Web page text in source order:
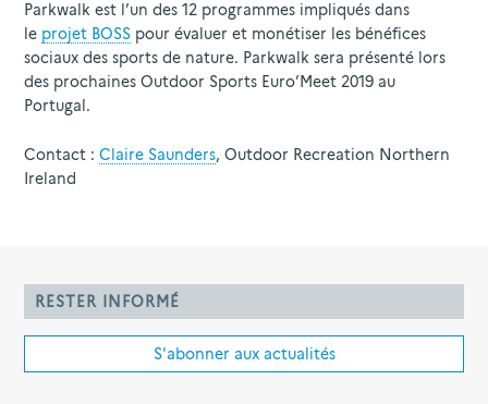
Parkwalk est l’un des 12 programmes impliqués dans
le projet BOSS pour évaluer et monétiser les bénéfices
sociaux des sports de nature. Parkwalk sera présenté lors
des prochaines Outdoor Sports Euro’Meet 2019 au
Portugal.
Contact : Claire Saunders, Outdoor Recreation Northern
Ireland
RESTER INFORMÉ
S'abonner aux actualités